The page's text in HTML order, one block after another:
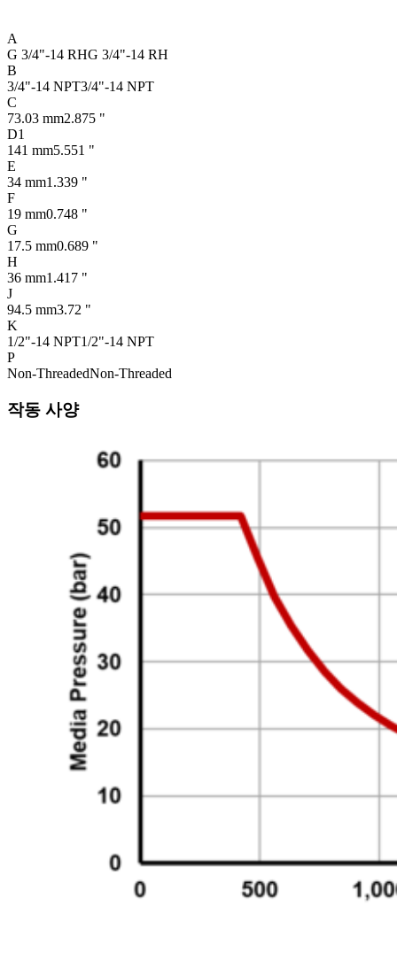
A
G 3/4"-14 RHG 3/4"-14 RH
B
3/4"-14 NPT3/4"-14 NPT
C
73.03 mm2.875 "
D1
141 mm5.551 "
E
34 mm1.339 "
F
19 mm0.748 "
G
17.5 mm0.689 "
H
36 mm1.417 "
J
94.5 mm3.72 "
K
1/2"-14 NPT1/2"-14 NPT
P
Non-ThreadedNon-Threaded
작동 사양